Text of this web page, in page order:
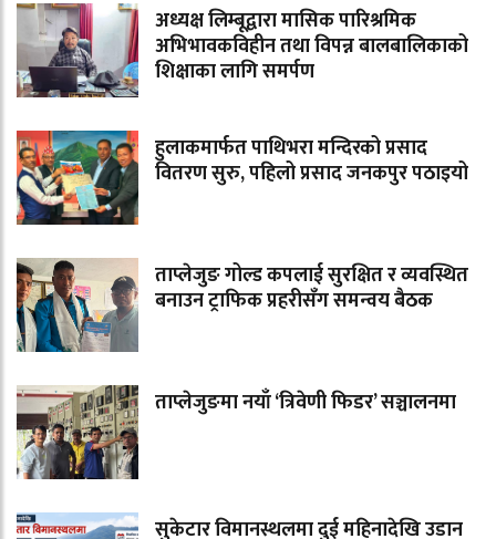
अध्यक्ष लिम्बूद्वारा मासिक पारिश्रमिक
अभिभावकविहीन तथा विपन्न बालबालिकाको
शिक्षाका लागि समर्पण
हुलाकमार्फत पाथिभरा मन्दिरको प्रसाद
वितरण सुरु, पहिलो प्रसाद जनकपुर पठाइयो
ताप्लेजुङ गोल्ड कपलाई सुरक्षित र व्यवस्थित
बनाउन ट्राफिक प्रहरीसँग समन्वय बैठक
ताप्लेजुङमा नयाँ ‘त्रिवेणी फिडर’ सञ्चालनमा
सुकेटार विमानस्थलमा दुई महिनादेखि उडान